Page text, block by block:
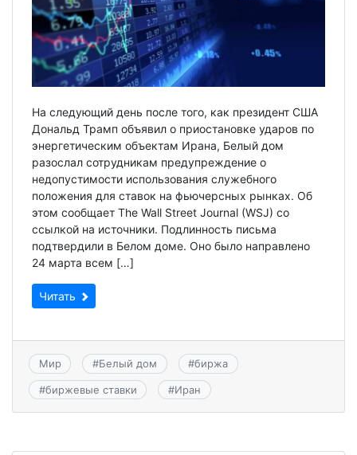
На следующий день после того, как президент США
Дональд Трамп объявил о приостановке ударов по
энергетическим объектам Ирана, Белый дом
разослал сотрудникам предупреждение о
недопустимости использования служебного
положения для ставок на фьючерсных рынках. Об
этом сообщает The Wall Street Journal (WSJ) со
ссылкой на источники. Подлинность письма
подтвердили в Белом доме. Оно было направлено
24 марта всем […]
Читать
Мир #Белый дом #биржа
#биржевые ставки #Иран